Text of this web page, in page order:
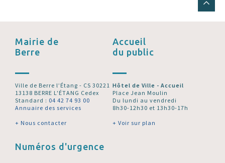
Mairie de
Berre
Ville de Berre l’Étang - CS 30221
13138 BERRE L'ÉTANG Cedex
Standard : 04 42 74 93 00
Annuaire des services
+ Nous contacter
Accueil
du public
Hôtel de Ville - Accueil
Place Jean Moulin
Du lundi au vendredi
8h30-12h30 et 13h30-17h
+ Voir sur plan
Numéros d'urgence